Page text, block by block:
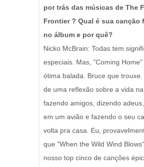
por trás das músicas de The
Frontier ? Qual é sua canção
no álbum e por quê?
Nicko McBrain: Todas tem
especiais. Mas, "Coming Home"
ótima balada. Bruce que trouxe.
de uma reflexão sobre a vida na
fazendo amigos, dizendo
em um avião e fazendo o seu
volta pra casa. Eu,
que "When the Wild Wind
nosso top cinco de canções